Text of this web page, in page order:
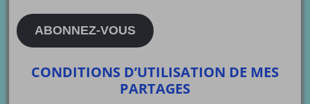
mail
ABONNEZ-VOUS
CONDITIONS D’UTILISATION DE MES
PARTAGES